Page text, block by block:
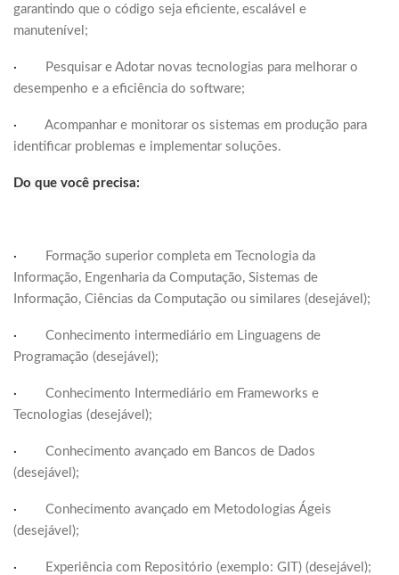
garantindo que o código seja eficiente, escalável e
manutenível;
·
Pesquisar e Adotar novas tecnologias para melhorar o
desempenho e a eficiência do software;
· Acompanhar e monitorar os sistemas em produção para
identificar problemas e implementar soluções.
Do que você precisa:
·
Formação superior completa em Tecnologia da
Informação, Engenharia da Computação, Sistemas de
Informação, Ciências da Computação ou similares (desejável);
· Conhecimento intermediário em Linguagens de
Programação (desejável);
· Conhecimento Intermediário em Frameworks e
Tecnologias (desejável);
· Conhecimento avançado em Bancos de Dados
(desejável);
· Conhecimento avançado em Metodologias Ágeis
(desejável);
· Experiência com Repositório (exemplo: GIT) (desejável);